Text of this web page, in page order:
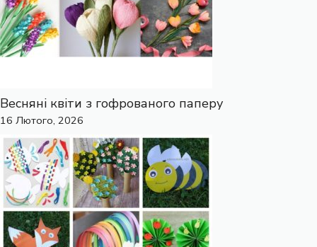
Весняні квіти з гофрованого паперу
16 Лютого, 2026